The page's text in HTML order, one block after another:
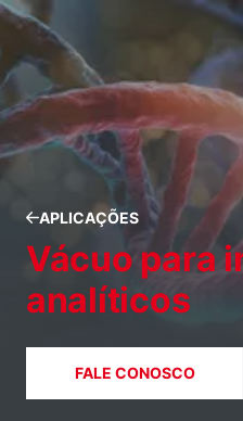
APLICAÇÕES
Vácuo para
analíticos
FALE CONOSCO